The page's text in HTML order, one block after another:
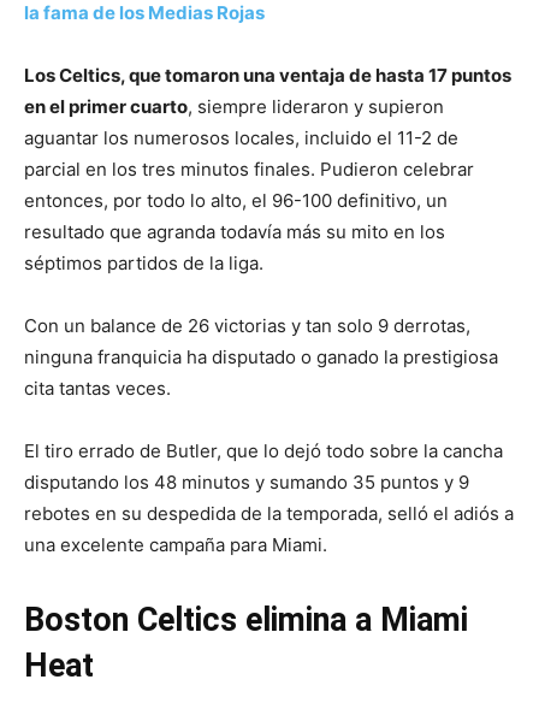
la fama de los Medias Rojas
Los Celtics, que tomaron una ventaja de hasta 17 puntos
en el primer cuarto, siempre lideraron y supieron
aguantar los numerosos locales, incluido el 11-2 de
parcial en los tres minutos finales. Pudieron celebrar
entonces, por todo lo alto, el 96-100 definitivo, un
resultado que agranda todavía más su mito en los
séptimos partidos de la liga.
Con un balance de 26 victorias y tan solo 9 derrotas,
ninguna franquicia ha disputado o ganado la prestigiosa
cita tantas veces.
El tiro errado de Butler, que lo dejó todo sobre la cancha
disputando los 48 minutos y sumando 35 puntos y 9
rebotes en su despedida de la temporada, selló el adiós a
una excelente campaña para Miami.
Boston Celtics elimina a Miami
Heat